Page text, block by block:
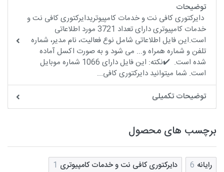
توضیحات
دایرکتوری کافی نت و خدمات کامپیوتریدایرکتوری کافی نت و
خدمات کامپیوتری دارای تعداد 3721 مورد اطلاعاتی
است.این فایل اطلاعاتی شامل نوع فعالیت، نام مدیر، شماره
تلفن و شماره همراه و... می شود و به صورت اکسل آماده
شده است. ✔️نکته: این فایل دارای 1066 شماره موبایل
است. شما میتوانید دایرکتوری کافی...
توضیحات تکمیلی
برچسب های محصول
رایانه 6 دایرکتوری کافی نت و خدمات کامپیوتری 1